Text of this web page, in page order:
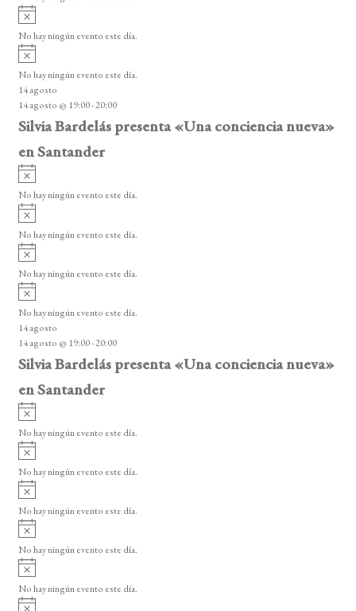
o
A
v
i
o
No hay ningún evento este día.
A
v
i
s
o
No hay ningún evento este día.
14 agosto
14 agosto @ 19:00-20:00
Silvia Bardelás presenta «Una conciencia nueva»
en Santander
A
v
i
o
No hay ningún evento este día.
A
v
i
o
No hay ningún evento este día.
A
v
i
o
No hay ningún evento este día.
A
v
i
s
o
No hay ningún evento este día.
14 agosto
14 agosto @ 19:00-20:00
Silvia Bardelás presenta «Una conciencia nueva»
en Santander
A
v
i
o
No hay ningún evento este día.
A
v
i
o
No hay ningún evento este día.
A
v
i
o
No hay ningún evento este día.
A
v
i
o
No hay ningún evento este día.
A
v
i
No hay ningún evento este día.
A